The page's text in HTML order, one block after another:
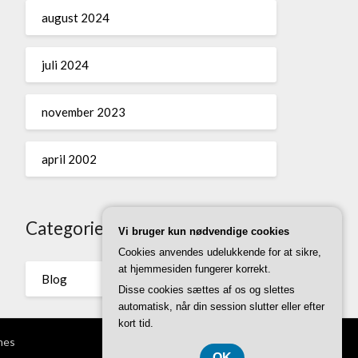
august 2024
juli 2024
november 2023
april 2002
Categories
Blog
Vi bruger kun nødvendige cookies
Cookies anvendes udelukkende for at sikre,
at hjemmesiden fungerer korrekt.
Disse cookies sættes af os og slettes
automatisk, når din session slutter eller efter
kort tid.